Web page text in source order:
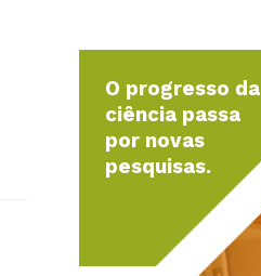
O progresso da
ciência passa
por novas
pesquisas.